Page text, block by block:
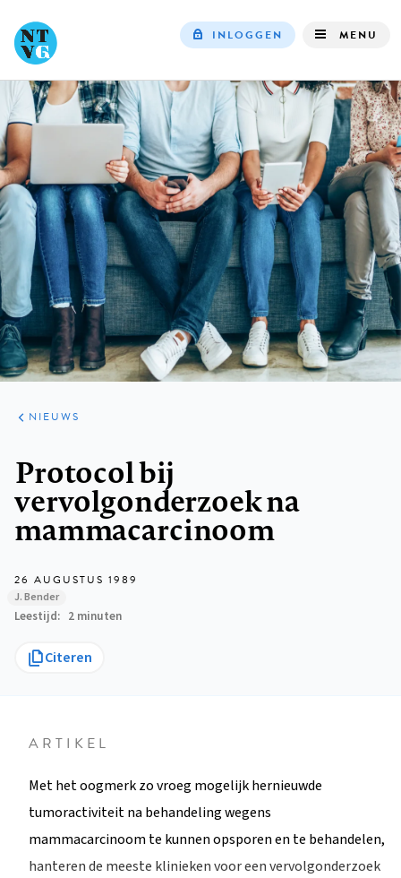
navigation
INLOGGEN MENU
ARTIKELEN
HET
KORT
NIEUWS
Protocol bij
vervolgonderzoek na
mammacarcinoom
26 AUGUSTUS 1989
J. Bender
Leestijd 2 minuten
Citeren
ARTIKEL
Met het oogmerk zo vroeg mogelijk hernieuwde
tumoractiviteit na behandeling wegens
mammacarcinoom te kunnen opsporen en te behandelen,
hanteren de meeste klinieken voor een vervolgonderzoek